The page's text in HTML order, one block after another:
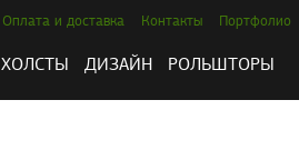
Оплата и доставка Контакты Портфолио
ХОЛСТЫ ДИЗАЙН РОЛЬШТОРЫ